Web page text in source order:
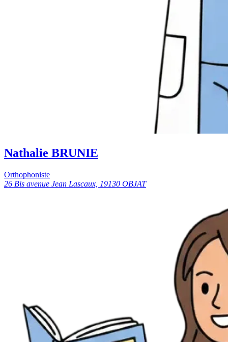
Nathalie BRUNIE
Orthophoniste
26 Bis avenue Jean Lascaux, 19130 OBJAT